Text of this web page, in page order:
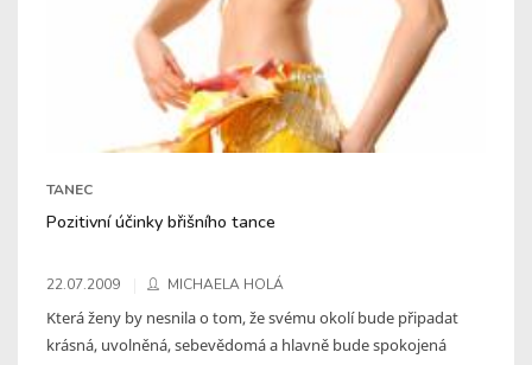
TANEC
Pozitivní účinky břišního tance
22.07.2009 MICHAELA HOLÁ
Která ženy by nesnila o tom, že svému okolí bude připadat
krásná, uvolněná, sebevědomá a hlavně bude spokojená